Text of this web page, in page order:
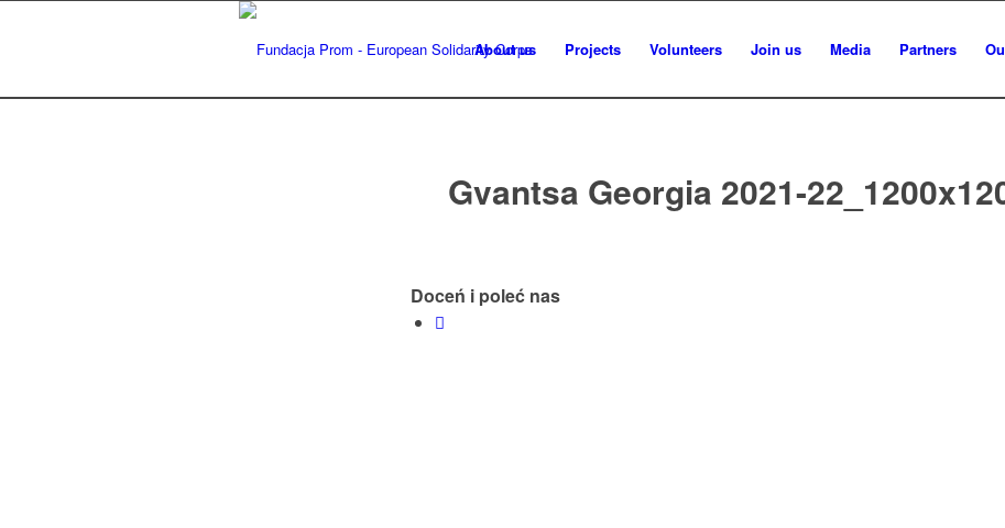
About us Projects Volunteers Join us Media Partners
Gvantsa Georgia 2021-
Doceń i poleć nas